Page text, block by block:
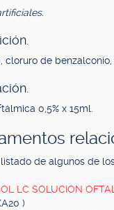
cloruro de
0,5% x 15ml.
listado de algunos de
LC SOLUCION
)